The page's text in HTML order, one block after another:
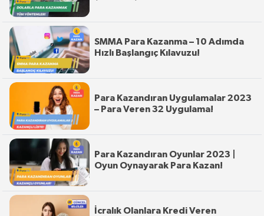
SMMA Para Kazanma – 10 Adımda
Hızlı Başlangıç Kılavuzu!
Para Kazandıran Uygulamalar 2023
– Para Veren 32 Uygulama!
Para Kazandıran Oyunlar 2023 |
Oyun Oynayarak Para Kazan!
İcralık Olanlara Kredi Veren